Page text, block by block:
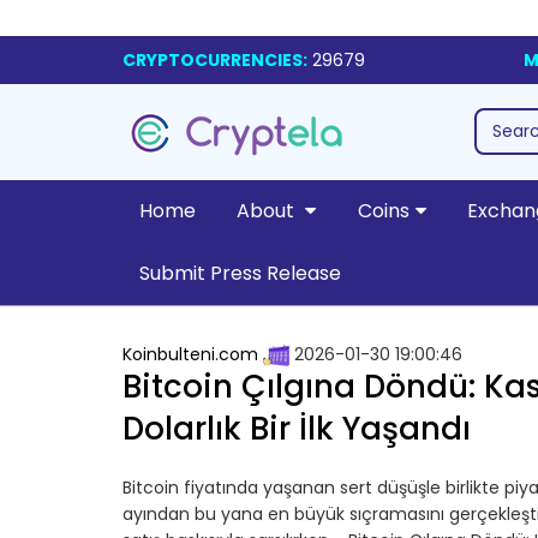
CRYPTOCURRENCIES: 29679
Home About Coins
Submit Press Release
Koinbulteni.com 2026-01-30 19:00:46
Bitcoin Çılgına Döndü:
Dolarlık Bir İlk Yaşandı
Bitcoin fiyatında yaşanan sert düşüşle birlikte
ayından bu yana en büyük sıçramasını